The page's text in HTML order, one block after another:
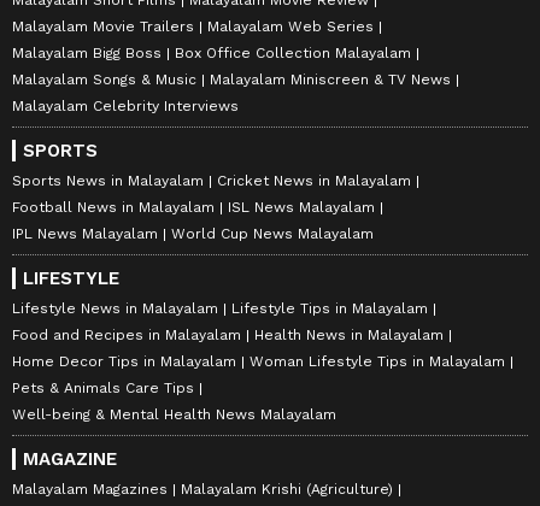
Malayalam Movie Trailers
Malayalam Web Series
Malayalam Bigg Boss
Box Office Collection Malayalam
Malayalam Songs & Music
Malayalam Miniscreen & TV News
Malayalam Celebrity Interviews
SPORTS
Sports News in Malayalam
Cricket News in Malayalam
Football News in Malayalam
ISL News Malayalam
IPL News Malayalam
World Cup News Malayalam
LIFESTYLE
Lifestyle News in Malayalam
Lifestyle Tips in Malayalam
Food and Recipes in Malayalam
Health News in Malayalam
Home Decor Tips in Malayalam
Woman Lifestyle Tips in Malayalam
Pets & Animals Care Tips
Well-being & Mental Health News Malayalam
MAGAZINE
Malayalam Magazines
Malayalam Krishi (Agriculture)